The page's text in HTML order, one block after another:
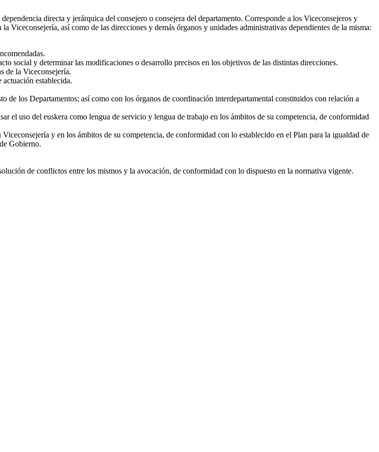
directa y jerárquica del consejero o consejera del departamento. Corresponde a los Viceconsejeros y
Viceconsejería, así como de las direcciones y demás órganos y unidades administrativas dependientes de la misma:
social y determinar las modificaciones o desarrollo precisos en los objetivos de las distintas direcciones.
de la Viceconsejería.
establecida.
de los Departamentos; así como con los órganos de coordinación interdepartamental constituidos con relación a
el uso del euskera como lengua de servicio y lengua de trabajo en los ámbitos de su competencia, de conformidad
y en los ámbitos de su competencia, de conformidad con lo establecido en el Plan para la igualdad de
Gobierno.
de conflictos entre los mismos y la avocación, de conformidad con lo dispuesto en la normativa vigente.